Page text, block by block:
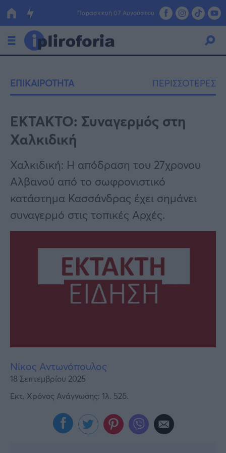
Παρασκευή 07 Αυγούστου
Οικονομία
Πολιτική
Τράπεζες
Επιδοτήσεις
ΕΣΠΑ
Κόσμος
Lifestyle
Αθλητικά
Υγεία
Γυναίκα
ΕΠΙΚΑΙΡΟΤΗΤΑ ΠΕΡΙΣΣΟΤΕΡΕΣ
EKTAKTO: Συναγερμός στη
Χαλκιδική
Χαλκιδική: Η απόδραση του 27χρονου
Αλβανού από το σωφρονιστικό
κατάστημα Κασσάνδρας έχει σημάνει
συναγερμό στις τοπικές Αρχές.
Νίκος Αντωνόπουλος
18 Σεπτεμβρίου 2025
Εκτ. Χρόνος Ανάγνωσης: 1λ. 52δ.